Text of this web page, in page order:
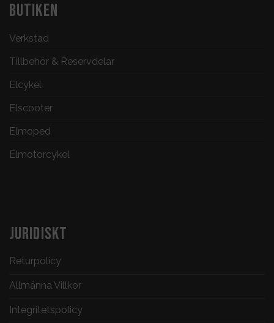
BUTIKEN
Verkstad
Tillbehör & Reservdelar
Elcykel
Elscooter
Elmoped
Elmotorcykel
JURIDISKT
Returpolicy
Allmänna Villkor
Integritetspolicy